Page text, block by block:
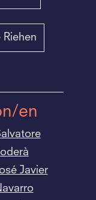
en
Javier